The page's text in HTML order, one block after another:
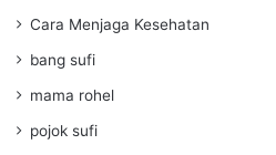
Cara Menjaga Kesehatan
bang sufi
mama rohel
pojok sufi